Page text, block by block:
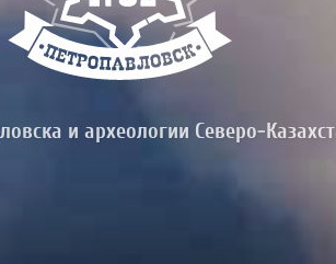
и археологии Северо-